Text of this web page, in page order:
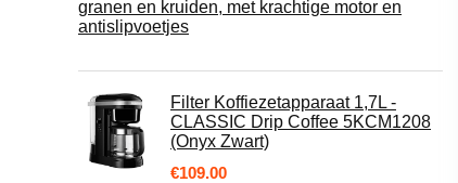
granen en kruiden, met krachtige motor en
antislipvoetjes
Filter Koffiezetapparaat 1,7L -
CLASSIC Drip Coffee 5KCM1208
(Onyx Zwart)
€109.00